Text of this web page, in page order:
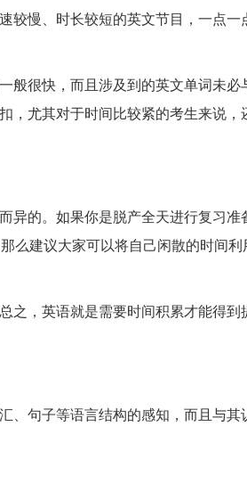
较慢、时长较短的英文节目，一点一
般很快，而且涉及到的英文单词未必
，尤其对于时间比较紧的考生来说，
异的。如果你是脱产全天进行复习准
么建议大家可以将自己闲散的时间
之，英语就是需要时间积累才能得到
、句子等语言结构的感知，而且与其